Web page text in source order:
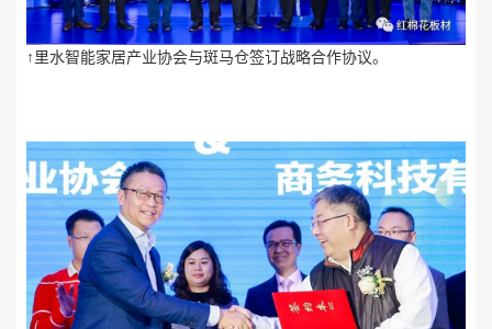
↑里水智能家居产业协会与斑马仓签订战略合作协议。